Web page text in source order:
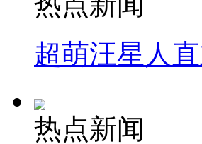
超萌汪星人
热点新闻